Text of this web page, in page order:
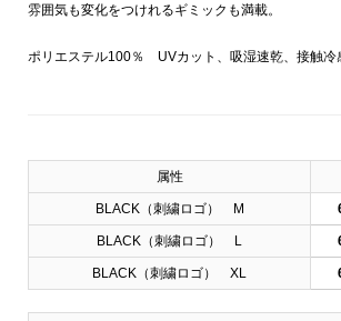
雰囲気も変化をつけれるギミックも満載。
ポリエステル100％ UVカット、吸湿速乾、接触冷
属性
BLACK（刺繍ロゴ） M
BLACK（刺繍ロゴ） L
BLACK（刺繍ロゴ） XL